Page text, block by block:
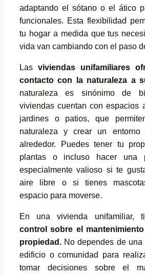
adaptando el sótano o el ático
funcionales. Esta flexibilidad
tu hogar a medida que tus
vida van cambiando con el paso
Las viviendas unifamiliares
contacto con la naturaleza a
naturaleza es sinónimo de
viviendas cuentan con espacios
jardines o patios, que
naturaleza y crear un
alrededor. Puedes tener tu
plantas o incluso hacer una
especialmente valioso si te
aire libre o si tienes
espacio para moverse.
En una vivienda unifamiliar,
control sobre el
propiedad. No dependes de
edificio o comunidad para
tomar decisiones sobre el